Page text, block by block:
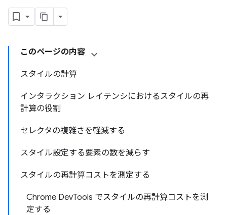
このページの内容
スタイルの計算
インタラクション レイテンシにおけるスタイルの再
計算の役割
セレクタの複雑さを軽減する
スタイル設定する要素の数を減らす
スタイルの再計算コストを測定する
Chrome DevTools でスタイルの再計算コストを測
定する